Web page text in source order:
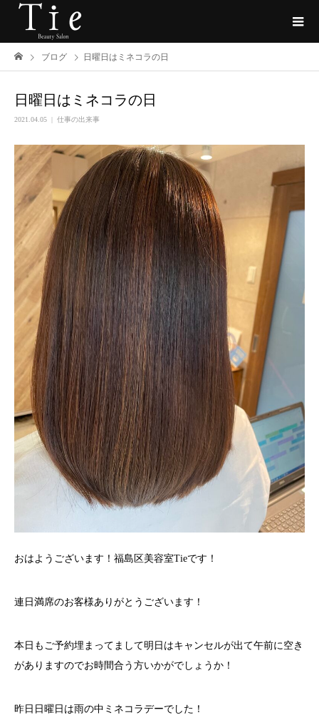
ブログ 日曜日はミネコラの日
日曜日はミネコラの日
2021.04.05 仕事の出来事
おはようございます！福島区美容室Tieです！
連日満席のお客様ありがとうございます！
本日もご予約埋まってまして明日はキャンセルが出て午前に空き
がありますのでお時間合う方いかがでしょうか！
昨日日曜日は雨の中ミネコラデーでした！